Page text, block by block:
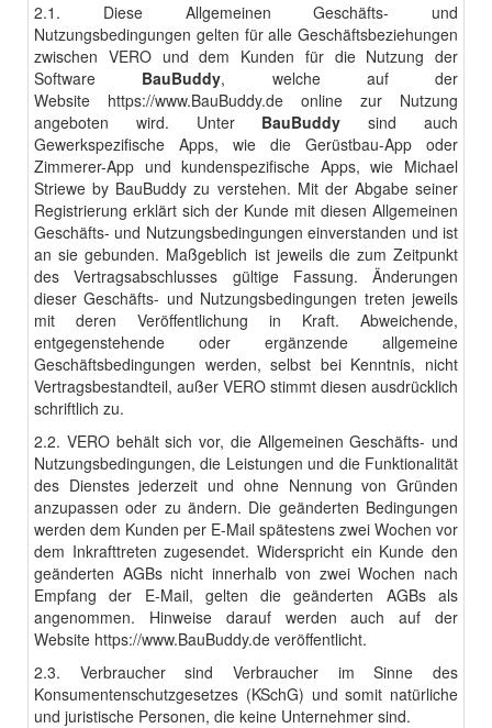
2.1. Diese Allgemeinen Geschäfts- und
Nutzungsbedingungen gelten für alle Geschäftsbeziehungen
zwischen VERO und dem Kunden für die Nutzung der
Software BauBuddy, welche auf der
Website https://www.BauBuddy.de online zur Nutzung
angeboten wird. Unter BauBuddy sind auch
Gewerkspezifische Apps, wie die Gerüstbau-App oder
Zimmerer-App und kundenspezifische Apps, wie Michael
Striewe by BauBuddy zu verstehen. Mit der Abgabe seiner
Registrierung erklärt sich der Kunde mit diesen Allgemeinen
Geschäfts- und Nutzungsbedingungen einverstanden und ist
an sie gebunden. Maßgeblich ist jeweils die zum Zeitpunkt
des Vertragsabschlusses gültige Fassung. Änderungen
dieser Geschäfts- und Nutzungsbedingungen treten jeweils
mit deren Veröffentlichung in Kraft. Abweichende,
entgegenstehende oder ergänzende allgemeine
Geschäftsbedingungen werden, selbst bei Kenntnis, nicht
Vertragsbestandteil, außer VERO stimmt diesen ausdrücklich
schriftlich zu.
2.2. VERO behält sich vor, die Allgemeinen Geschäfts- und
Nutzungsbedingungen, die Leistungen und die Funktionalität
des Dienstes jederzeit und ohne Nennung von Gründen
anzupassen oder zu ändern. Die geänderten Bedingungen
werden dem Kunden per E-Mail spätestens zwei Wochen vor
dem Inkrafttreten zugesendet. Widerspricht ein Kunde den
geänderten AGBs nicht innerhalb von zwei Wochen nach
Empfang der E-Mail, gelten die geänderten AGBs als
angenommen. Hinweise darauf werden auch auf der
Website https://www.BauBuddy.de veröffentlicht.
2.3. Verbraucher sind Verbraucher im Sinne des
Konsumentenschutzgesetzes (KSchG) und somit natürliche
und juristische Personen, die keine Unternehmer sind.